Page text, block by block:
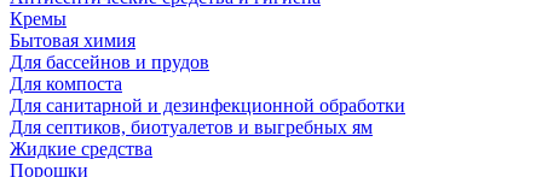
Кремы
Бытовая химия
Для бассейнов и прудов
Для компоста
Для санитарной и дезинфекционной обработки
Для септиков, биотуалетов и выгребных ям
Жидкие средства
Порошки